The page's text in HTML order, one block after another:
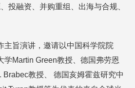
投融资、并购重组、出海与合规、
主旨演讲，邀请以中国科学院院
Martin Green教授、德国弗劳恩
教授、 德国亥姆霍兹研究中